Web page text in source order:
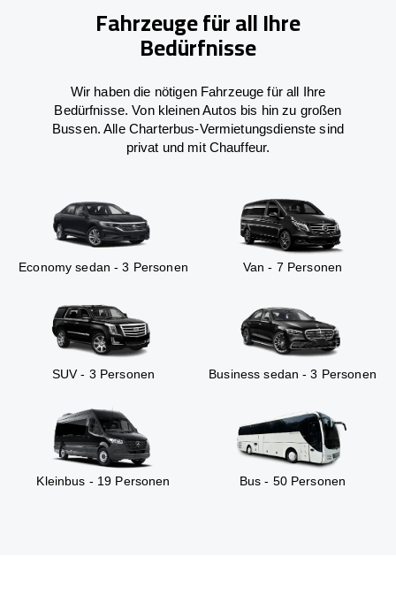
Fahrzeuge für all Ihre
Bedürfnisse
Wir haben die nötigen Fahrzeuge für all Ihre
Bedürfnisse. Von kleinen Autos bis hin zu großen
Bussen. Alle Charterbus-Vermietungsdienste sind
privat und mit Chauffeur.
Economy sedan - 3 Personen Van - 7 Personen
SUV - 3 Personen Business sedan - 3 Personen
Kleinbus - 19 Personen Bus - 50 Personen